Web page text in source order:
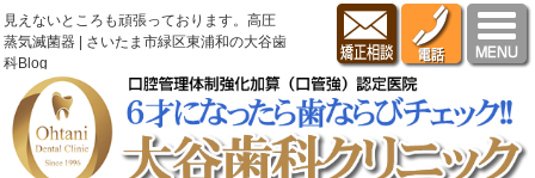
見えないところも頑張っております。高圧
蒸気滅菌器 | さいたま市緑区東浦和の大谷歯
科Blog